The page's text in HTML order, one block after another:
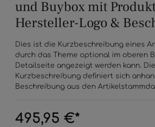
und Buybox mit
Hersteller-Logo &
Dies ist die Kurzbeschreibung eines
durch das Theme optional im oberen
Detailseite angezeigt werden kann.
Kurzbeschreibung definiert sich
Beschreibung aus den
495,95 €*